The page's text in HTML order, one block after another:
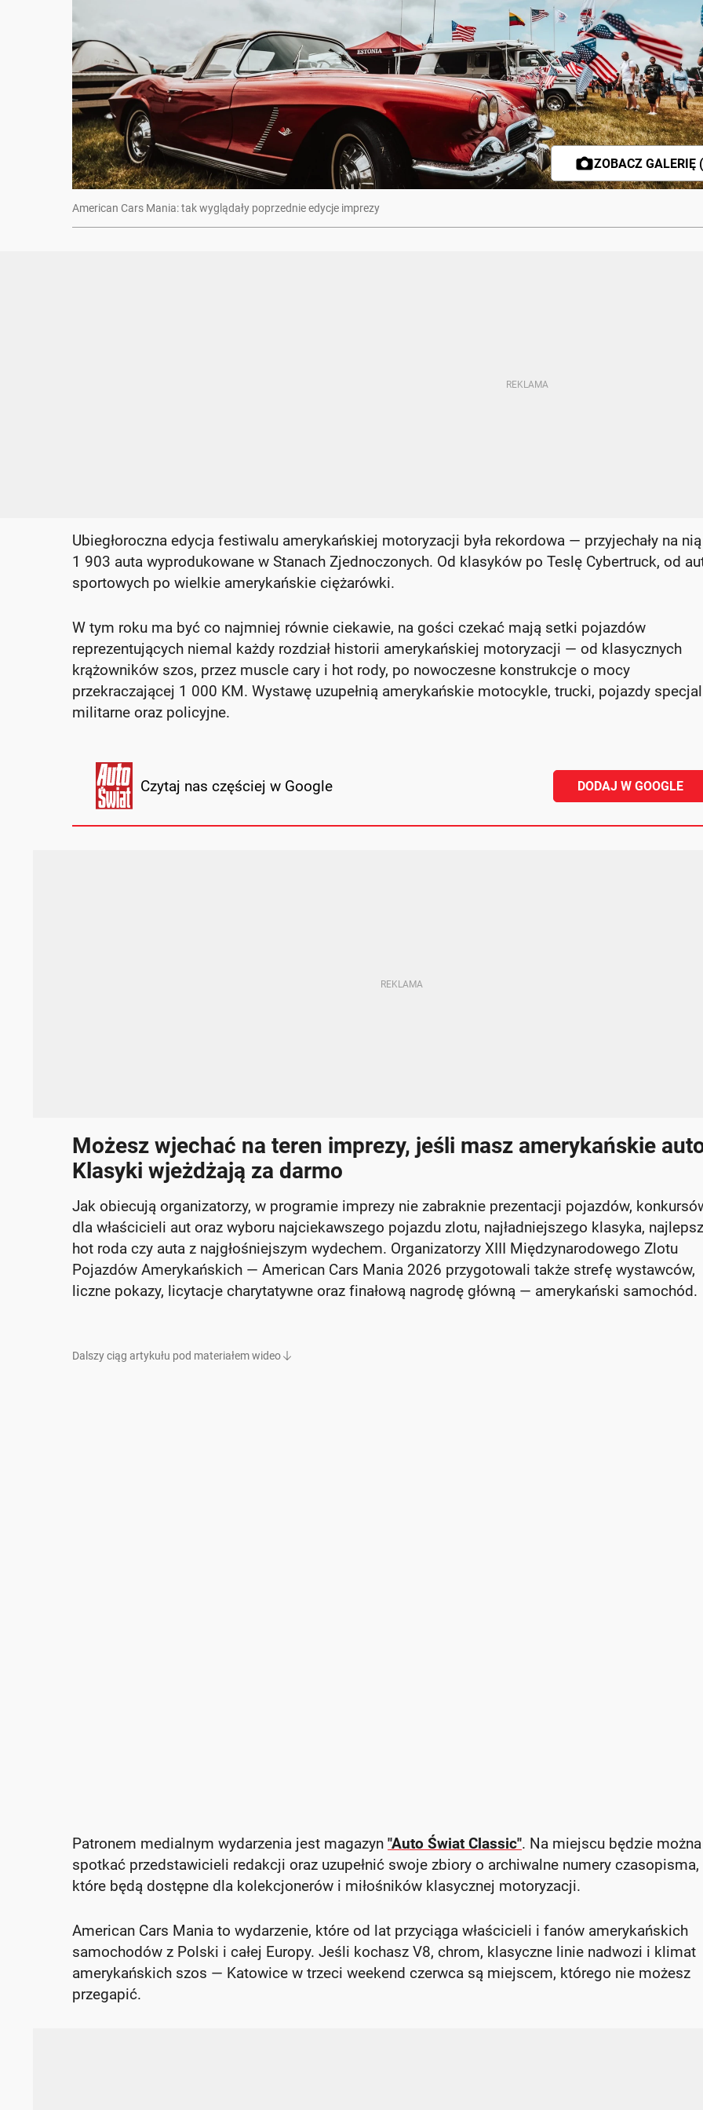
ZOBACZ GALERIĘ
American Cars Mania: tak wyglądały poprzednie edycje imprezy
Ubiegłoroczna edycja festiwalu amerykańskiej motoryzacji była rekordowa — przyjechały na
1 903 auta wyprodukowane w Stanach Zjednoczonych. Od klasyków po Teslę Cybertruck, od
sportowych po wielkie amerykańskie ciężarówki.
W tym roku ma być co najmniej równie ciekawie, na gości czekać mają setki pojazdów
reprezentujących niemal każdy rozdział historii amerykańskiej motoryzacji — od klasycznych
krążowników szos, przez muscle cary i hot rody, po nowoczesne konstrukcje o mocy
przekraczającej 1 000 KM. Wystawę uzupełnią amerykańskie motocykle, trucki, pojazdy
militarne oraz policyjne.
Czytaj nas częściej w Google DODAJ W GOOGLE
Możesz wjechać na teren imprezy, jeśli masz amerykańskie
Klasyki wjeżdżają za darmo
Jak obiecują organizatorzy, w programie imprezy nie zabraknie prezentacji pojazdów,
dla właścicieli aut oraz wyboru najciekawszego pojazdu zlotu, najładniejszego klasyka,
hot roda czy auta z najgłośniejszym wydechem. Organizatorzy XIII Międzynarodowego Zlotu
Pojazdów Amerykańskich — American Cars Mania 2026 przygotowali także strefę wystawców,
liczne pokazy, licytacje charytatywne oraz finałową nagrodę główną — amerykański samochód.
Dalszy ciąg artykułu pod materiałem wideo
Patronem medialnym wydarzenia jest magazyn "Auto Świat Classic". Na miejscu będzie można
spotkać przedstawicieli redakcji oraz uzupełnić swoje zbiory o archiwalne numery czasopisma,
które będą dostępne dla kolekcjonerów i miłośników klasycznej motoryzacji.
American Cars Mania to wydarzenie, które od lat przyciąga właścicieli i fanów amerykańskich
samochodów z Polski i całej Europy. Jeśli kochasz V8, chrom, klasyczne linie nadwozi i klimat
amerykańskich szos — Katowice w trzeci weekend czerwca są miejscem, którego nie możesz
przegapić.